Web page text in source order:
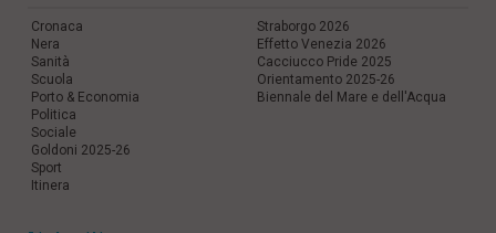
Cronaca
Nera
Sanità
Scuola
Porto & Economia
Politica
Sociale
Goldoni 2025-26
Sport
Itinera
Straborgo 2026
Effetto Venezia 2026
Cacciucco Pride 2025
Orientamento 2025-26
Biennale del Mare e dell'Acqua